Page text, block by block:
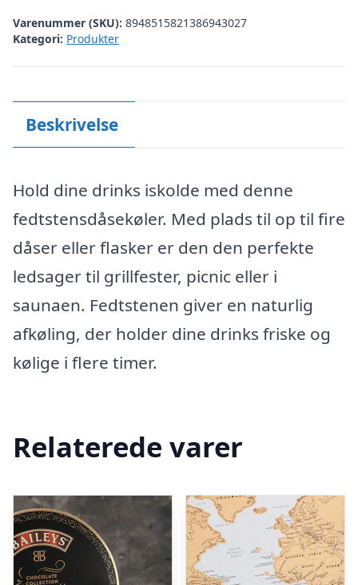
Varenummer (SKU): 8948515821386943027
Kategori: Produkter
Beskrivelse
Hold dine drinks iskolde med denne
fedtstensdåsekøler. Med plads til op til fire
dåser eller flasker er den den perfekte
ledsager til grillfester, picnic eller i
saunaen. Fedtstenen giver en naturlig
afkøling, der holder dine drinks friske og
kølige i flere timer.
Relaterede varer